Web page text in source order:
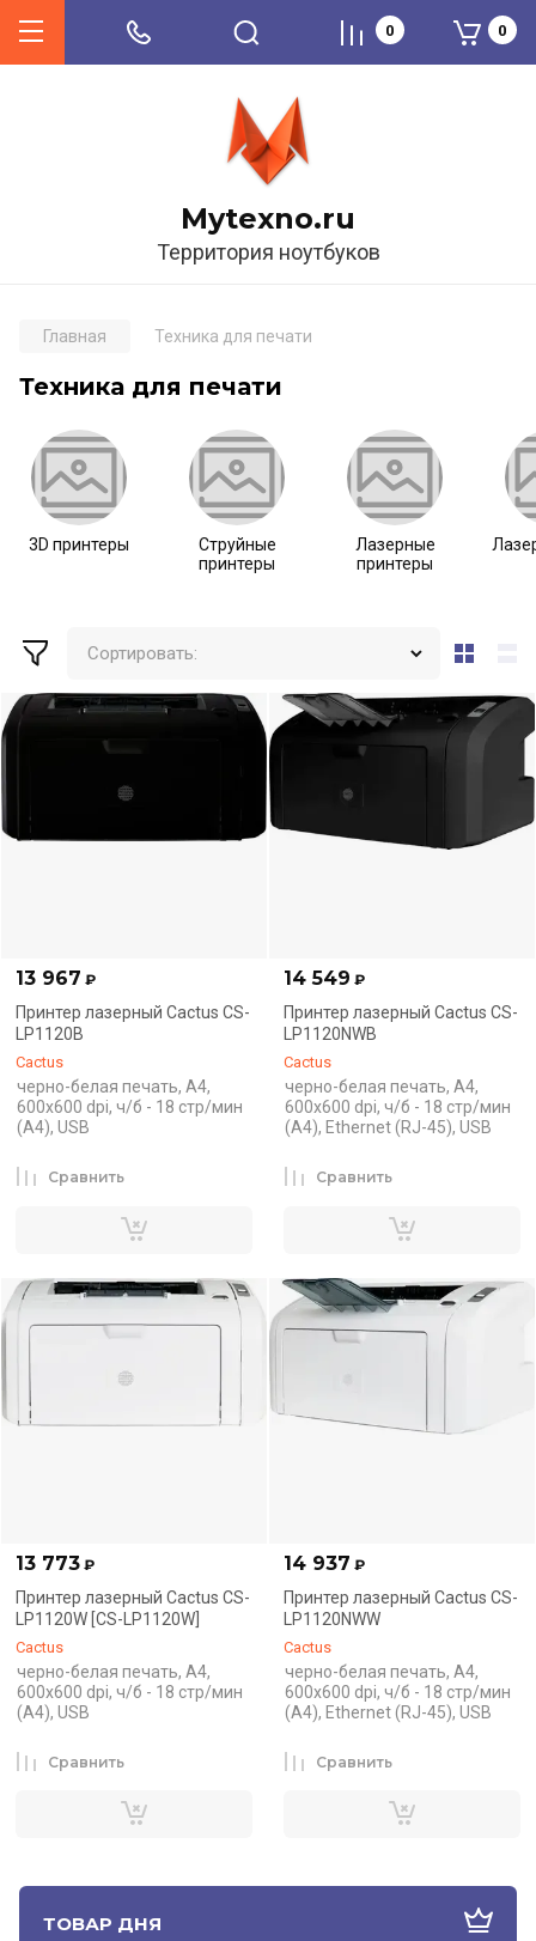
Mytexno.ru
Территория ноутбуков
0 0
ТОВАР ДНЯ
Главная Техника для печати
Техника для печати
3D принтеры
Струйные
принтеры
Лазерные
принтеры
Сортировать:
13 967 ₽
Принтер лазерный Cactus CS-
LP1120B
Cactus
черно-белая печать, A4,
600x600 dpi, ч/б - 18 стр/мин
(A4), USB
Сравнить
14 549 ₽
Принтер лазерный Cactus CS-
LP1120NWB
Cactus
черно-белая печать, A4,
600x600 dpi, ч/б - 18 стр/мин
(A4), Ethernet (RJ-45), USB
Сравнить
13 773 ₽
Принтер лазерный Cactus CS-
LP1120W [CS-LP1120W]
Cactus
черно-белая печать, A4,
600x600 dpi, ч/б - 18 стр/мин
(A4), USB
Сравнить
14 937 ₽
Принтер лазерный Cactus CS-
LP1120NWW
Cactus
черно-белая печать, A4,
600x600 dpi, ч/б - 18 стр/мин
(A4), Ethernet (RJ-45), USB
Сравнить